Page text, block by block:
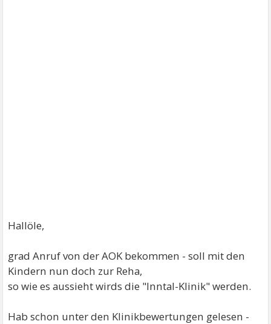
Hallöle,
grad Anruf von der AOK bekommen - soll mit den
Kindern nun doch zur Reha,
so wie es aussieht wirds die "Inntal-Klinik" werden.
Hab schon unter den Klinikbewertungen gelesen -